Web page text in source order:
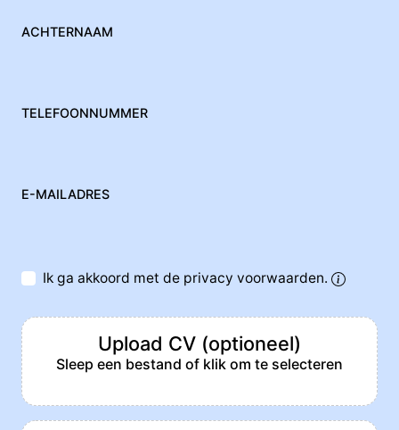
ACHTERNAAM
TELEFOONNUMMER
E-MAILADRES
Ik ga akkoord met de privacy voorwaarden.
Upload CV (optioneel)
Sleep een bestand of klik om te selecteren